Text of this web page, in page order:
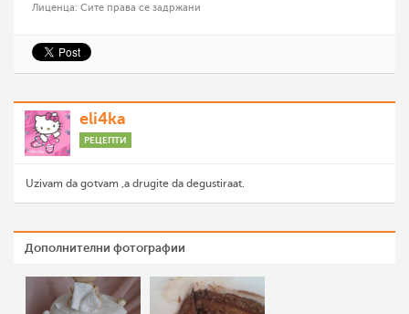
Лиценца: Сите права се задржани
eli4ka
РЕЦЕПТИ
Uzivam da gotvam ,a drugite da degustiraat.
Дополнителни фотографии